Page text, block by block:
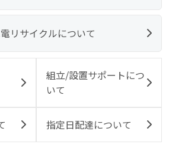
リサイクルについて
組立/設置サポートにつ
いて
指定日配達について